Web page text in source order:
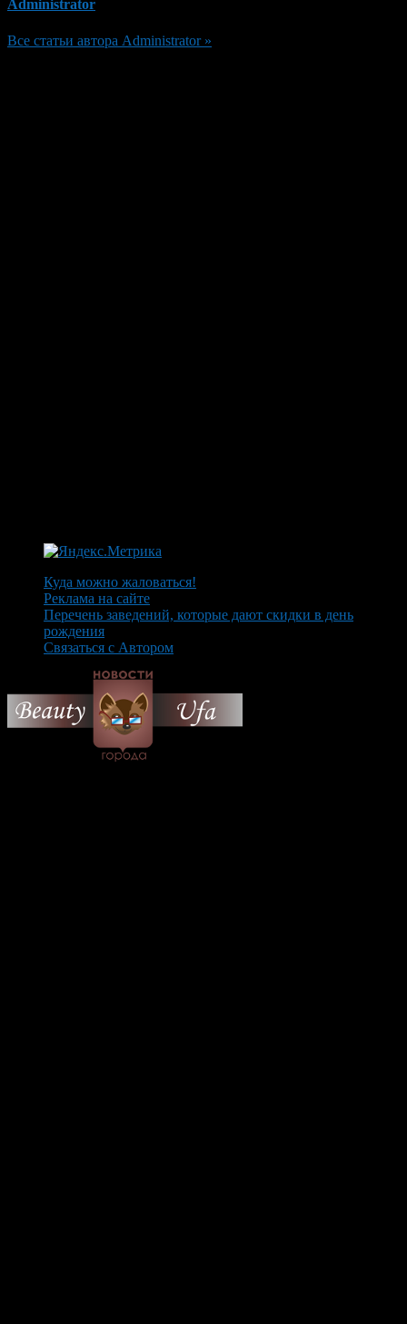
Administrator
Все статьи автора Administrator »
Куда можно жаловаться!
Реклама на сайте
Перечень заведений, которые дают скидки в день
рождения
Связаться с Автором